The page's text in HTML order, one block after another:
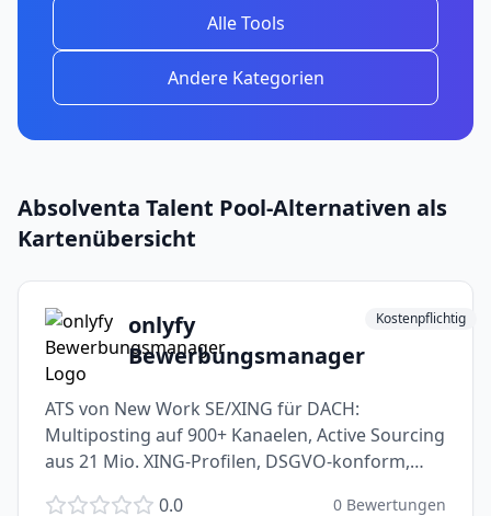
Alle Tools
Andere Kategorien
Absolventa Talent Pool-Alternativen als
Kartenübersicht
onlyfy
Bewerbungsmanager
Kostenpflichtig
ATS von New Work SE/XING für DACH:
Multiposting auf 900+ Kanaelen, Active Sourcing
aus 21 Mio. XING-Profilen, DSGVO-konform,
0.0 0 Bewertungen